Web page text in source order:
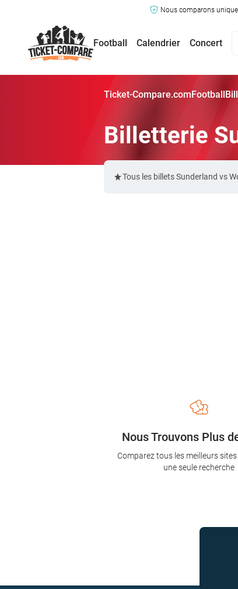
Nous comparons
Football Calendrier Concert
Ticket-Compare.comFootball
Billetterie
Tous les billets Sunderland vs
Nous Trouvons Plus
Comparez tous les meilleurs
une seule recherche